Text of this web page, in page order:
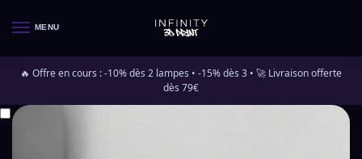
MENU
🔥 Offre en cours : -10% dès 2 lampes • -15% dès 3 • 🚀 Livraison offerte
dès 79€